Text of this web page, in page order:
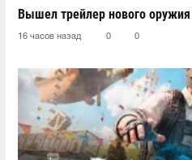
Вышел трейлер нового оружия
16 часов назад 0 0